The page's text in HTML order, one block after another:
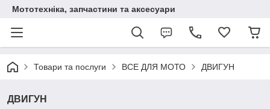
Мототехніка, запчастини та аксесуари
Товари та послуги ВСЕ ДЛЯ МОТО ДВИГУН
ДВИГУН